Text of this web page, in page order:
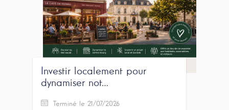
Investir localement pour
dynamiser not…
Terminé le 21/07/2026